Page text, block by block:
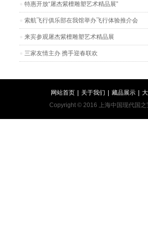
特惠开放“屠杰紫檀雕塑艺术精品展”
索航飞行俱乐部在我馆举办飞行体验推介会
来宾参观屠杰紫檀雕塑艺术精品展
三家友情主办 携手迎春联欢
网站首页 关于我们 藏品展示
Copyright © 2016 上海中国现代国